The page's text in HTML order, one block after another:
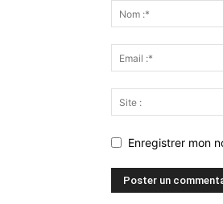
Enregistrer mon